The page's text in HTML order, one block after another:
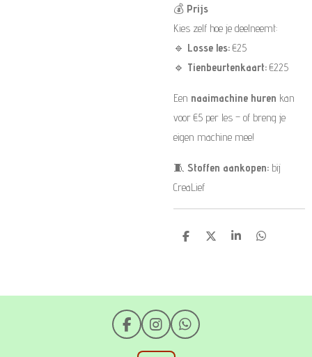
💰 Prijs
Kies zelf hoe je deelneemt:
🔹 Losse les:€25
🔹 Tienbeurtenkaart:€225
Een naaimachine huren kan
voor €5 per les – of breng je
eigen machine mee!
🧵 Stoffen aankopen: bij
CreaLief
D
D
S
D
F
a
I
n
W
h